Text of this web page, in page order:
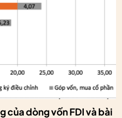
của dòng vốn FDI và bài